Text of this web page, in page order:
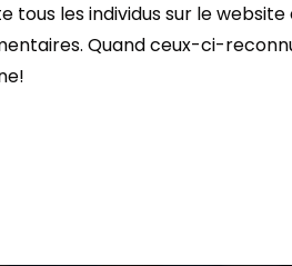
les individus sur le
Quand ceux-ci-